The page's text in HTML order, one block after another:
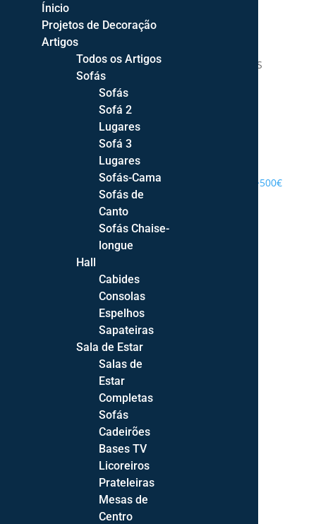
DECOR STYLE | DECORAÇÃO DE INTERIORES
PROJETOS DE DECORAÇÃO
ENTREGA GRATUITA PORTUGAL CONTINENTAL >500€
Ínicio
Projetos de Decoração
Artigos
Todos os Artigos
Sofás
Sofás
Sofá 2
Lugares
Sofá 3
Lugares
Sofás-Cama
Sofás de
Canto
Sofás Chaise-
longue
Hall
Cabides
Consolas
Espelhos
Sapateiras
Sala de Estar
Salas de
Estar
Completas
Sofás
Cadeirões
Bases TV
Licoreiros
Prateleiras
Mesas de
Centro